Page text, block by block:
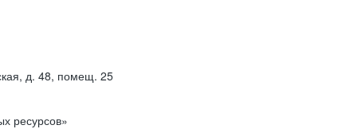
д. 48, помещ. 25
ресурсов»